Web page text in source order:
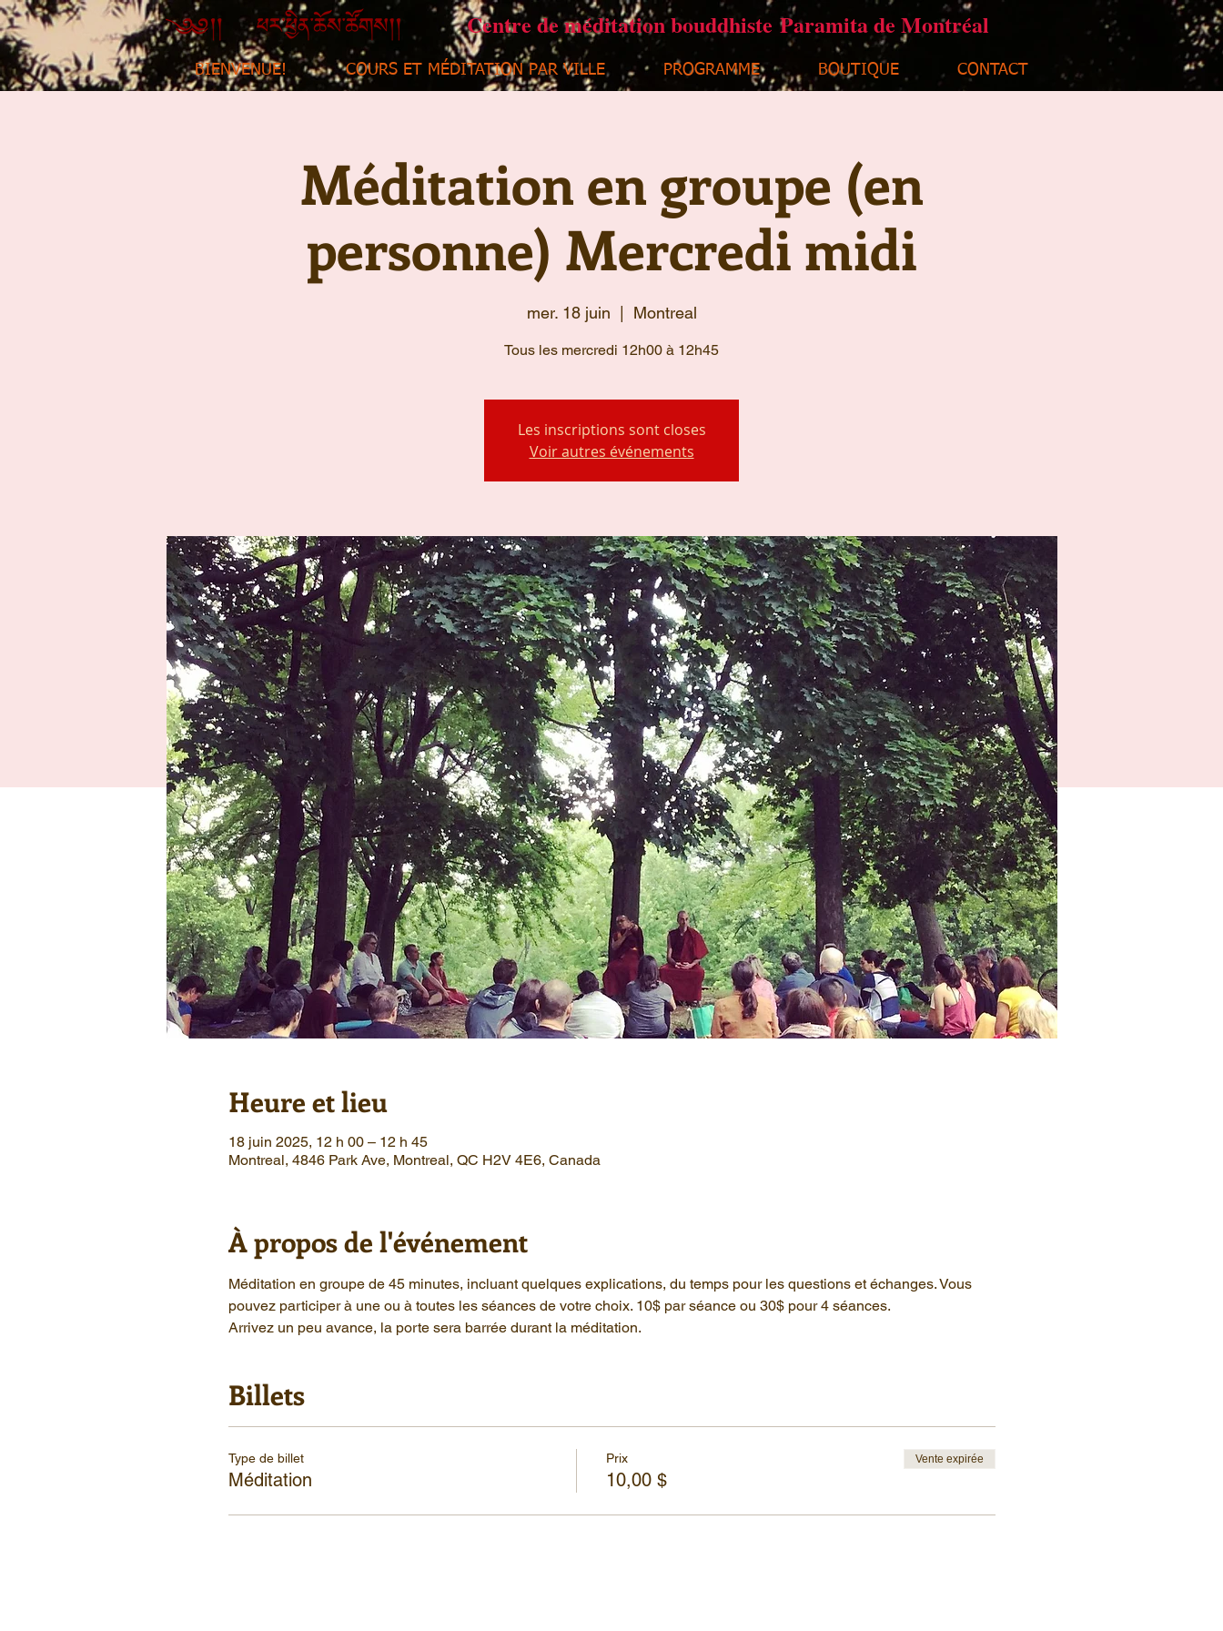
Centre de méditation bouddhiste Paramita de Montréal
BIENVENUE! COURS ET MÉDITATION PAR VILLE PROGRAMME BOUTIQUE CONTACT
Méditation en groupe (en
personne) Mercredi midi
mer. 18 juin Montreal
Tous les mercredi 12h00 à 12h45
Les inscriptions sont closes
Voir autres événements
Heure et lieu
18 juin 2025, 12 h 00 – 12 h 45
Montreal, 4846 Park Ave, Montreal, QC H2V 4E6, Canada
À propos de l'événement
Méditation en groupe de 45 minutes, incluant quelques explications, du temps pour les questions et échanges. Vous
pouvez participer à une ou à toutes les séances de votre choix. 10$ par séance ou 30$ pour 4 séances.
Arrivez un peu avance, la porte sera barrée durant la méditation.
Billets
Type de billet
Méditation
Prix
10,00 $
Vente expirée